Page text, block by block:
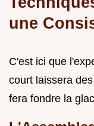
une
C'est ici que
court laissera
fera fondre la